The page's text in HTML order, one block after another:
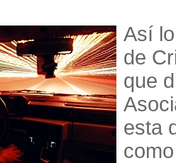
Así
de
que
esta